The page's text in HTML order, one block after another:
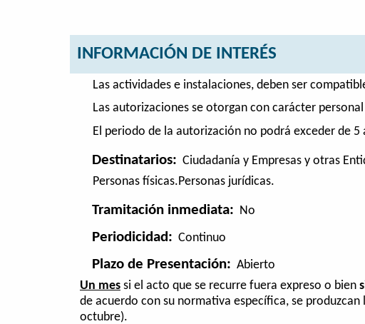
INFORMACIÓN DE INTERÉS
Las actividades e instalaciones, deben ser
Las autorizaciones se otorgan con carácter
El periodo de la autorización no podrá exceder de 5
Destinatarios: Ciudadanía y Empresas y otras
Personas físicas.Personas jurídicas.
Tramitación inmediata: No
Periodicidad: Continuo
Plazo de Presentación: Abierto
Un messi el acto que se recurre fuera expreso o bien
de acuerdo con su normativa específica, se
octubre).